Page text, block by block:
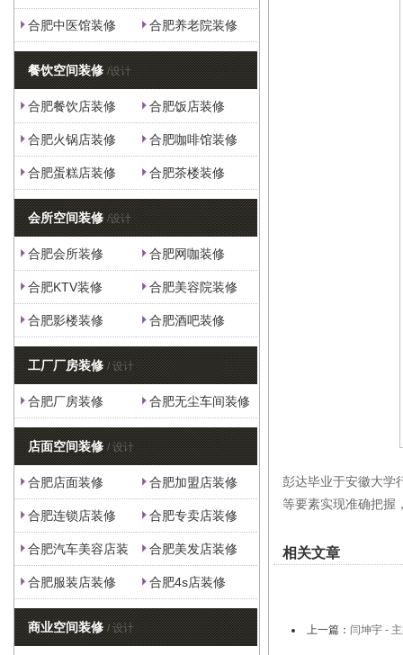
合肥中医馆装修 合肥养老院装修
餐饮空间装修 /设计
合肥餐饮店装修 合肥饭店装修
合肥火锅店装修 合肥咖啡馆装修
合肥蛋糕店装修 合肥茶楼装修
会所空间装修 /设计
合肥会所装修 合肥网咖装修
合肥KTV装修 合肥美容院装修
合肥影楼装修 合肥酒吧装修
工厂厂房装修 / 设计
合肥厂房装修 合肥无尘车间装修
店面空间装修 / 设计
合肥店面装修 合肥加盟店装修
合肥连锁店装修 合肥专卖店装修
合肥汽车美容店装
修
合肥美发店装修
合肥服装店装修 合肥4s店装修
商业空间装修 / 设计
彭达毕业于安徽大学
等要素实现准确把握
相关文章
上一篇： 闫坤宇 -